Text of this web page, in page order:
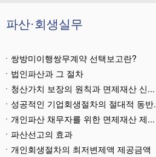
파산·회생실무
ㆍ쌍방미이행쌍무계약 선택보고란?
ㆍ법인파산과 그 절차
ㆍ청산가치 보장의 원칙과 면제재산 신...
ㆍ성공적인 기업회생절차의 절대적 동반...
ㆍ개인파산 채무자를 위한 면제재산 제...
ㆍ파산선고의 효과
ㆍ 개인회생절차의 최저변제액 제공금액